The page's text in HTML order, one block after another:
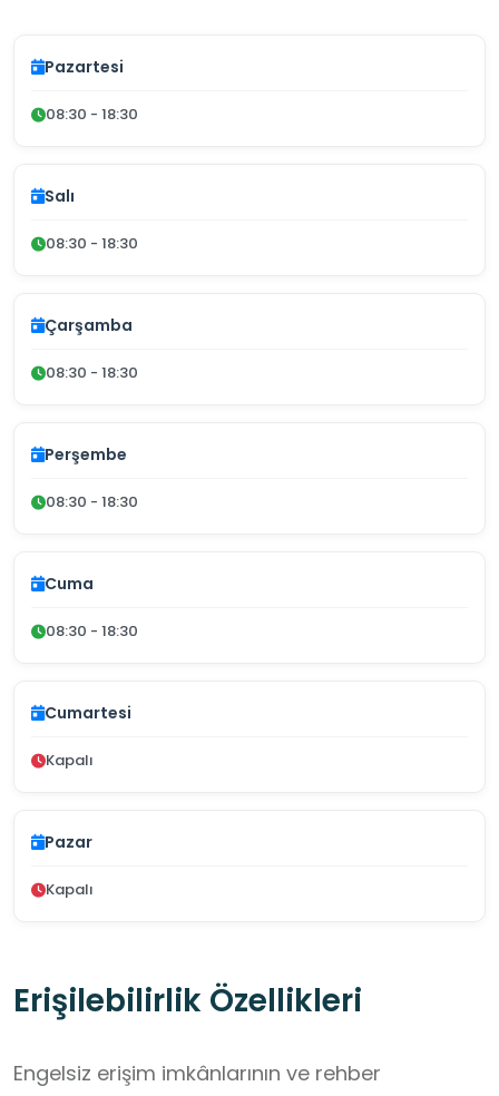
Pazartesi
08:30 - 18:30
Salı
08:30 - 18:30
Çarşamba
08:30 - 18:30
Perşembe
08:30 - 18:30
Cuma
08:30 - 18:30
Cumartesi
Kapalı
Pazar
Kapalı
Erişilebilirlik Özellikleri
Engelsiz erişim imkânlarının ve rehber